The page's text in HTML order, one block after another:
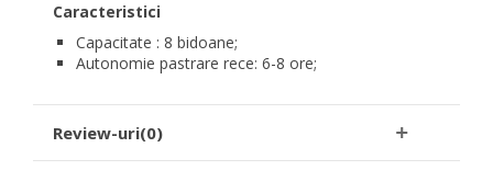
Caracteristici
Capacitate : 8 bidoane;
Autonomie pastrare rece: 6-8 ore;
Review-uri(0)